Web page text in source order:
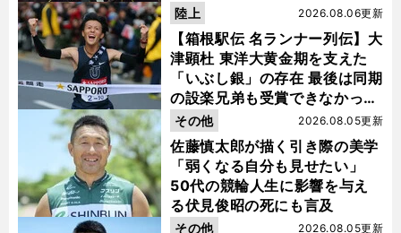
【箱根駅伝 名ランナー列伝】大
津顕杜 東洋大黄金期を支えた
「いぶし銀」の存在 最後は同期
の設楽兄弟も受賞できなかった
金栗杯に輝く
2026.08.06更新
陸上
佐藤慎太郎が描く引き際の美学
「弱くなる自分も見せたい」
50代の競輪人生に影響を与え
る伏見俊昭の死にも言及
2026.08.05更新
その他
2026.08.05更新
その他